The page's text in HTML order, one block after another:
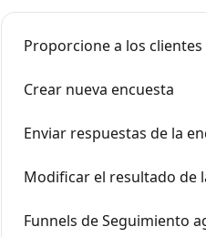
Proporcione a los
Crear nueva encuesta
Enviar respuestas de la
Modificar el resultado de
Funnels de Seguimiento